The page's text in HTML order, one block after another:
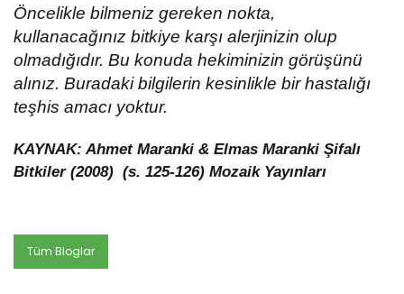
Öncelikle bilmeniz gereken nokta,
kullanacağınız bitkiye karşı alerjinizin olup
olmadığıdır. Bu konuda hekiminizin görüşünü
alınız. Buradaki bilgilerin kesinlikle bir hastalığı
teşhis amacı yoktur.
KAYNAK: Ahmet Maranki & Elmas Maranki Şifalı
Bitkiler (2008) (s. 125-126) Mozaik Yayınları
Tüm Bloglar